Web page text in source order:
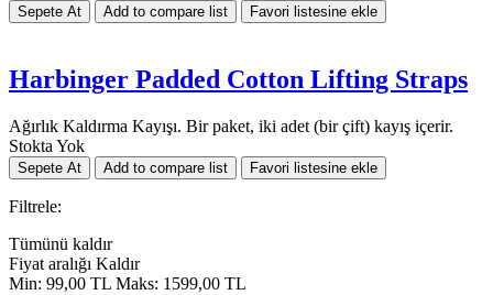
Harbinger Padded Cotton Lifting Straps
Ağırlık Kaldırma Kayışı. Bir paket, iki adet (bir çift) kayış içerir.
Stokta Yok
Filtrele:
Tümünü kaldır
Fiyat aralığı Kaldır
Min: 99,00 TL Maks: 1599,00 TL